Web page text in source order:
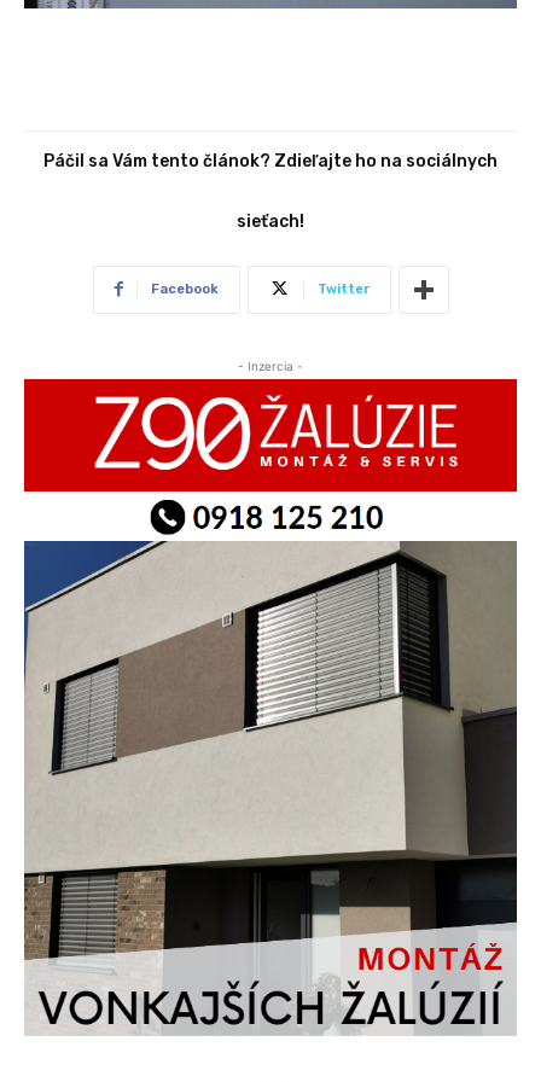
Páčil sa Vám tento článok? Zdieľajte ho na sociálnych
sieťach!
Facebook Twitter
- Inzercia -